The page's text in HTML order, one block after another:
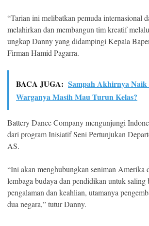
“Tarian ini melibatkan pemuda internasional
melahirkan dan membangun tim kreatif
ungkap Danny yang didampingi Kepala
Firman Hamid Pagarra.
BACA JUGA: Sampah Akhirnya Naik
Warganya Masih Mau Turun Kelas?
Battery Dance Company mengunjungi
dari program Inisiatif Seni Pertunjukan
AS.
“Ini akan menghubungkan seniman Amerika
lembaga budaya dan pendidikan untuk saling
pengalaman dan keahlian, utamanya
dua negara,” tutur Danny.